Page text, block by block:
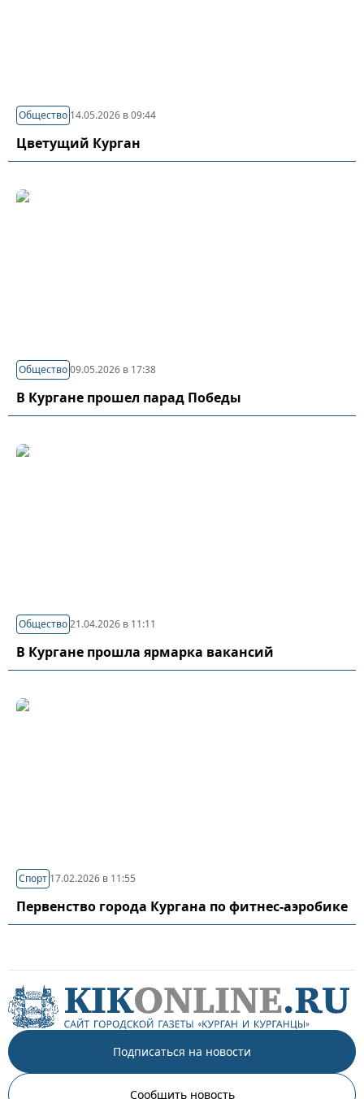
Общество 14.05.2026 в 09:44
Цветущий Курган
Общество09.05.2026 в 17:38
В Кургане прошел парад Победы
Общество21.04.2026 в 11:11
В Кургане прошла ярмарка вакансий
Спорт 17.02.2026 в 11:55
Первенство города Кургана по фитнес-аэробике
Подписаться на новости
Сообщить новость